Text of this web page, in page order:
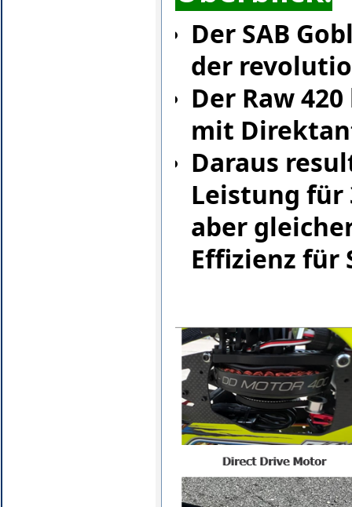
Der SAB
der
Der Raw
mit
Daraus
Leistung für
aber
Effizienz für